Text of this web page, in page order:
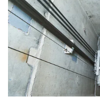
Liên hệ tòa soạn
THỜI BÁO VTV